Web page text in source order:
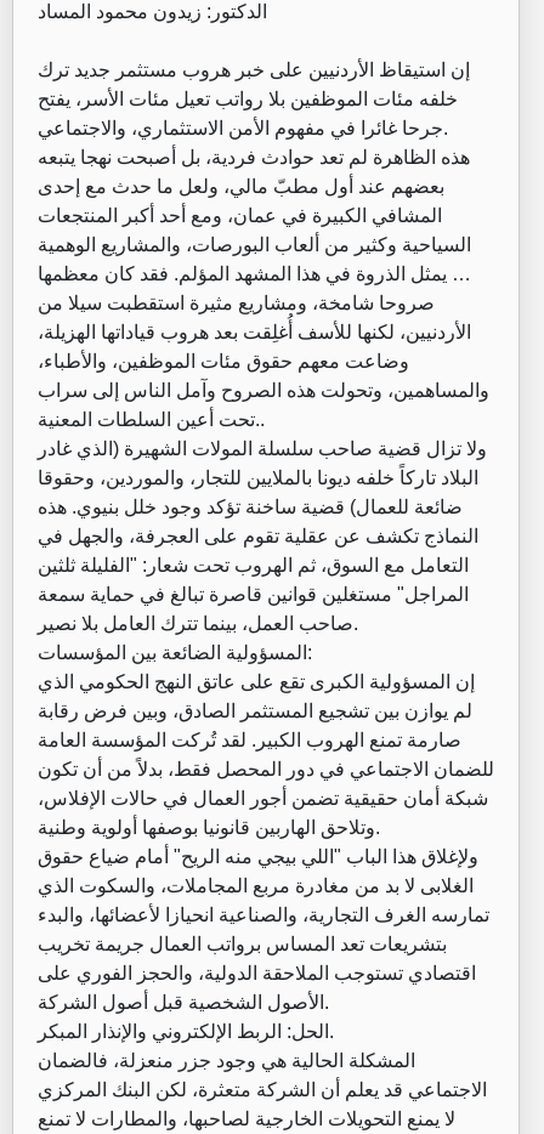
الدكتور: زيدون محمود المساد
إن استيقاظ الأردنيين على خبر هروب مستثمر جديد ترك
خلفه مئات الموظفين بلا رواتب تعيل مئات الأسر، يفتح
جرحا غائرا في مفهوم الأمن الاستثماري، والاجتماعي.
هذه الظاهرة لم تعد حوادث فردية، بل أصبحت نهجا يتبعه
بعضهم عند أول مطبّ مالي، ولعل ما حدث مع إحدى
المشافي الكبيرة في عمان، ومع أحد أكبر المنتجعات
السياحية وكثير من ألعاب البورصات، والمشاريع الوهمية
… يمثل الذروة في هذا المشهد المؤلم. فقد كان معظمها
صروحا شامخة، ومشاريع مثيرة استقطبت سيلا من
الأردنيين، لكنها للأسف أُغلِقت بعد هروب قياداتها الهزيلة،
وضاعت معهم حقوق مئات الموظفين، والأطباء،
والمساهمين، وتحولت هذه الصروح وآمل الناس إلى سراب
تحت أعين السلطات المعنية..
ولا تزال قضية صاحب سلسلة المولات الشهيرة (الذي غادر
البلاد تاركاً خلفه ديونا بالملايين للتجار، والموردين، وحقوقا
ضائعة للعمال) قضية ساخنة تؤكد وجود خلل بنيوي. هذه
النماذج تكشف عن عقلية تقوم على العجرفة، والجهل في
التعامل مع السوق، ثم الهروب تحت شعار: "الفليلة ثلثين
المراجل" مستغلين قوانين قاصرة تبالغ في حماية سمعة
صاحب العمل، بينما تترك العامل بلا نصير.
المسؤولية الضائعة بين المؤسسات:
إن المسؤولية الكبرى تقع على عاتق النهج الحكومي الذي
لم يوازن بين تشجيع المستثمر الصادق، وبين فرض رقابة
صارمة تمنع الهروب الكبير. لقد تُركت المؤسسة العامة
للضمان الاجتماعي في دور المحصل فقط، بدلاً من أن تكون
شبكة أمان حقيقية تضمن أجور العمال في حالات الإفلاس،
وتلاحق الهاربين قانونيا بوصفها أولوية وطنية.
ولإغلاق هذا الباب "اللي بيجي منه الريح" أمام ضياع حقوق
الغلابى لا بد من مغادرة مربع المجاملات، والسكوت الذي
تمارسه الغرف التجارية، والصناعية انحيازا لأعضائها، والبدء
بتشريعات تعد المساس برواتب العمال جريمة تخريب
اقتصادي تستوجب الملاحقة الدولية، والحجز الفوري على
الأصول الشخصية قبل أصول الشركة.
الحل: الربط الإلكتروني والإنذار المبكر.
المشكلة الحالية هي وجود جزر منعزلة، فالضمان
الاجتماعي قد يعلم أن الشركة متعثرة، لكن البنك المركزي
لا يمنع التحويلات الخارجية لصاحبها، والمطارات لا تمنع